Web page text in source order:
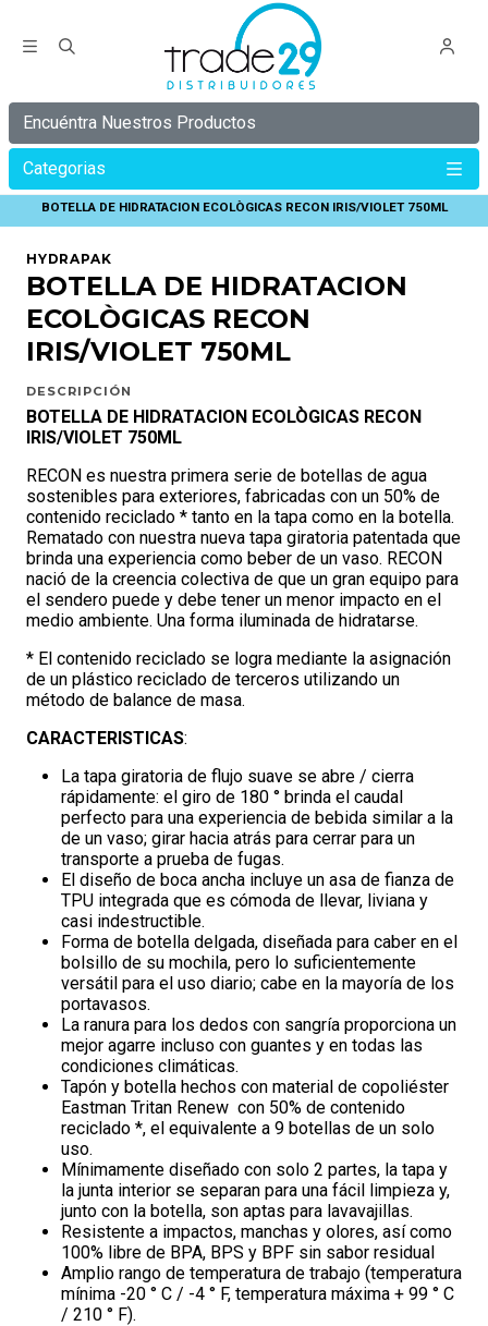
Encuéntra Nuestros Productos
Categorias
BOTELLA DE HIDRATACION ECOLÒGICAS RECON IRIS/VIOLET 750ML
HYDRAPAK
BOTELLA DE HIDRATACION
ECOLÒGICAS RECON
IRIS/VIOLET 750ML
DESCRIPCIÓN
BOTELLA DE HIDRATACION ECOLÒGICAS RECON
IRIS/VIOLET 750ML
RECON es nuestra primera serie de botellas de agua
sostenibles para exteriores, fabricadas con un 50% de
contenido reciclado * tanto en la tapa como en la botella.
Rematado con nuestra nueva tapa giratoria patentada que
brinda una experiencia como beber de un vaso. RECON
nació de la creencia colectiva de que un gran equipo para
el sendero puede y debe tener un menor impacto en el
medio ambiente. Una forma iluminada de hidratarse.
* El contenido reciclado se logra mediante la asignación
de un plástico reciclado de terceros utilizando un
método de balance de masa.
CARACTERISTICAS:
La tapa giratoria de flujo suave se abre / cierra
rápidamente: el giro de 180 ° brinda el caudal
perfecto para una experiencia de bebida similar a la
de un vaso; girar hacia atrás para cerrar para un
transporte a prueba de fugas.
El diseño de boca ancha incluye un asa de fianza de
TPU integrada que es cómoda de llevar, liviana y
casi indestructible.
Forma de botella delgada, diseñada para caber en el
bolsillo de su mochila, pero lo suficientemente
versátil para el uso diario; cabe en la mayoría de los
portavasos.
La ranura para los dedos con sangría proporciona un
mejor agarre incluso con guantes y en todas las
condiciones climáticas.
Tapón y botella hechos con material de copoliéster
Eastman Tritan Renew con 50% de contenido
reciclado *, el equivalente a 9 botellas de un solo
uso.
Mínimamente diseñado con solo 2 partes, la tapa y
la junta interior se separan para una fácil limpieza y,
junto con la botella, son aptas para lavavajillas.
Resistente a impactos, manchas y olores, así como
100% libre de BPA, BPS y BPF sin sabor residual
Amplio rango de temperatura de trabajo (temperatura
mínima -20 ° C / -4 ° F, temperatura máxima + 99 ° C
/ 210 ° F).